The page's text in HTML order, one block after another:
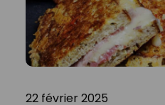
22 février 2025